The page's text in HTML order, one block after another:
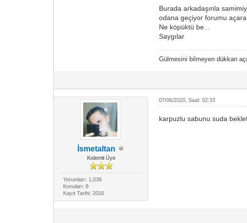
Burada arkadaşınla
odana geçiyor forumu
Ne köpüktü be...
Saygılar
Gülmesini bilmeyen dükkan
İsmetaltan
Kıdemli Üye
Yorumları: 1,036
Konuları: 8
Kayıt Tarihi: 2016
07/06/2020, Saat: 02:33
karpuzlu sabunu suda